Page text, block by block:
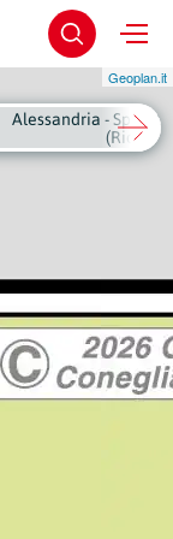
Geoplan.it
Alessandria -
(Riq.G)